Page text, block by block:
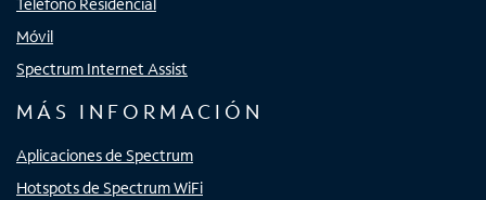
Teléfono Residencial
Móvil
Spectrum Internet Assist
MÁS INFORMACIÓN
Aplicaciones de Spectrum
Hotspots de Spectrum WiFi